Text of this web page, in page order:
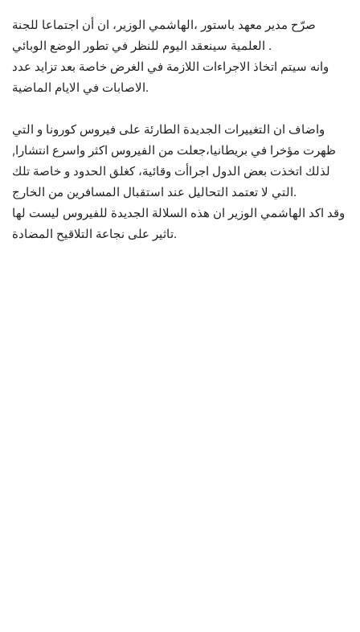
صرّح مدير معهد باستور ،الهاشمي الوزير، ان أن اجتماعا للجنة
العلمية سينعقد اليوم للنظر في تطور الوضع الوبائي .
وانه سيتم اتخاذ الاجراءات اللازمة في الغرض خاصة بعد تزايد عدد
الاصابات في الايام الماضية.
واضاف ان التغييرات الجديدة الطارئة على فيروس كورونا و التي
ظهرت مؤخرا في بريطانيا،جعلت من الفيروس اكثر واسرع انتشارا,
لذلك اتخذت بعض الدول اجراأت وقائية، كغلق الحدود و خاصة تلك
التي لا تعتمد التحاليل عند استقبال المسافرين من الخارج.
وقد اكد الهاشمي الوزير ان هذه السلالة الجديدة للفيروس ليست لها
تاثير على نجاعة التلاقيح المضادة.